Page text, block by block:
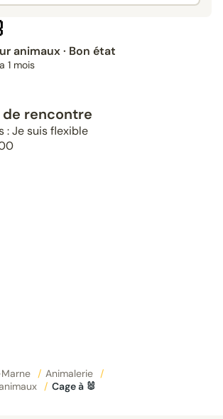
animaux· Bon état
1 mois
rencontre
: Je suis flexible
/ Animalerie
/
/ Cage à 🐰